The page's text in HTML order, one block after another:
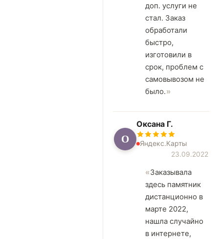
доп. услуги не
стал. Заказ
обработали
быстро,
изготовили в
срок, проблем с
самовывозом не
было.
О
Оксана Г.
Яндекс.Карты
23.09.2022
Заказывала
здесь памятник
дистанционно в
марте 2022,
нашла случайно
в интернете,